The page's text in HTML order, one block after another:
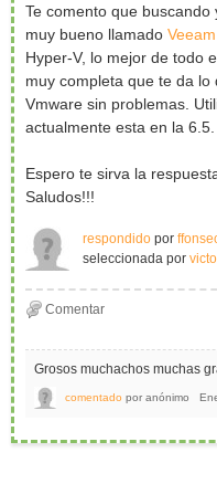
Te comento que
muy bueno llamado
Hyper-V, lo mejor de todo
muy completa que te da lo
Vmware sin problemas.
actualmente esta en la 6.5.
Espero te sirva la
Saludos!!!
respondido por
seleccionada por
Grosos muchachos muchas
comentado por anónimo